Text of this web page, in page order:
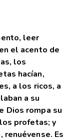
leer
el acento de
los
hacían,
a los ricos, a
a su
Dios rompa su
profetas; y
renuévense. Es